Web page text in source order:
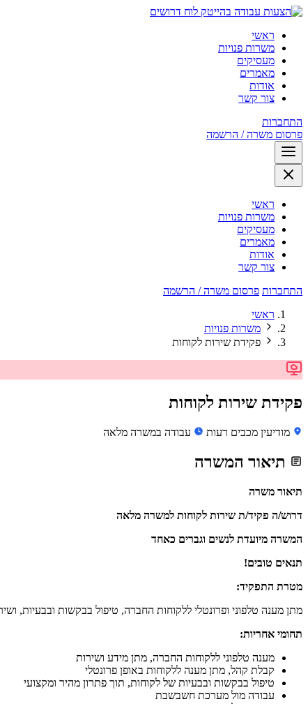
לוח דרושים
ראשי
משרות פנויות
מעסיקים
מאמרים
אודות
צור קשר
התחברות
פרסום משרה / הרשמה
ראשי
משרות פנויות
מעסיקים
מאמרים
אודות
צור קשר
התחברות פרסום משרה / הרשמה
ראשי
משרות פנויות
פקידת שירות לקוחות
פקידת שירות לקוחות
מודיעין מכבים רעות עבודה במשרה מלאה
תיאור המשרה
תיאור משרה
דרוש/ה פקיד/ת שירות לקוחות למשרה מלאה
המשרה מיועדת לנשים וגברים כאחד
תנאים טובים!
מטרת התפקיד:
מתן מענה טלפוני ופרונטלי ללקוחות החברה, טיפול בבקשות ובבעיות,
תחומי אחריות:
מענה טלפוני ללקוחות החברה, מתן מידע ושירות
קבלת קהל, מתן מענה ללקוחות באופן פרונטלי
טיפול בבקשות ובבעיות של לקוחות, תוך פתרון מהיר ומקצועי
עבודה מול מערכת חשבשבת